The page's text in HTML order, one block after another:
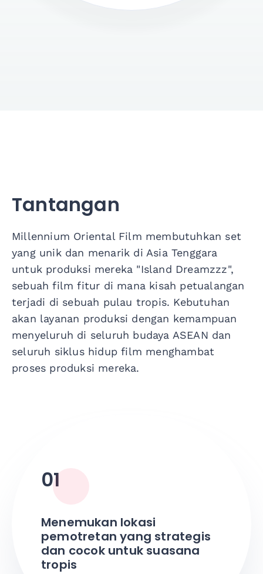
Tantangan
Millennium Oriental Film membutuhkan set
yang unik dan menarik di Asia Tenggara
untuk produksi mereka "Island Dreamzzz",
sebuah film fitur di mana kisah petualangan
terjadi di sebuah pulau tropis. Kebutuhan
akan layanan produksi dengan kemampuan
menyeluruh di seluruh budaya ASEAN dan
seluruh siklus hidup film menghambat
proses produksi mereka.
01
Menemukan lokasi
pemotretan yang strategis
dan cocok untuk suasana
tropis